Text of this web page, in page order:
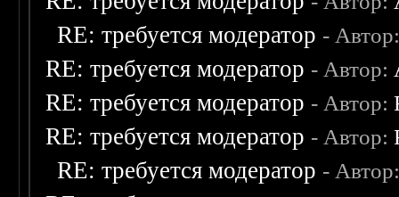
RE: требуется модератор -
RE: требуется модератор - Автор:
RE: требуется модератор - Автор:
RE: требуется модератор - Автор:
RE: требуется модератор -